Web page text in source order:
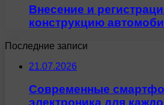
Внесение и
конструкцию
Последние записи
21.07.2026
Современные